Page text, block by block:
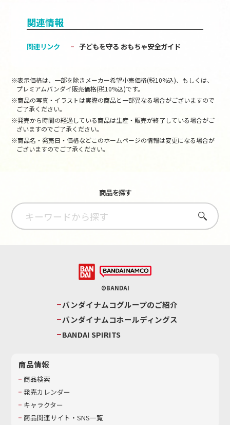
関連情報
関連リンク 子どもを守る おもちゃ安全ガイド
※表示価格は、一部を除きメーカー希望小売価格(税10%込)、もしくは、
プレミアムバンダイ販売価格(税10%込)です。
※商品の写真・イラストは実際の商品と一部異なる場合がございますので
ご了承ください。
※発売から時間の経過している商品は生産・販売が終了している場合がご
ざいますのでご了承ください。
※商品名・発売日・価格などこのホームページの情報は変更になる場合が
ございますのでご了承ください。
商品を探す
さがす
©BANDAI
バンダイナムコグループのご紹介
バンダイナムコホールディングス
BANDAI SPIRITS
商品情報
商品検索
発売カレンダー
キャラクター
商品関連サイト・SNS一覧